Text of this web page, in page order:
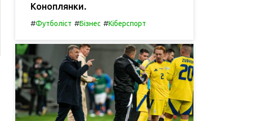
Коноплянки.
#Футболіст #Бізнес #Кіберспорт